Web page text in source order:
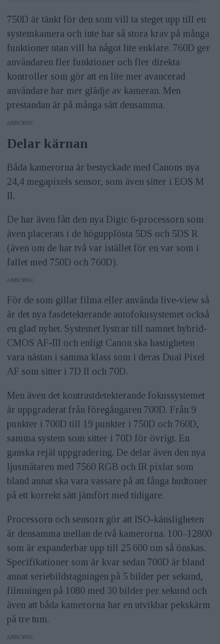
750D är tänkt för den som vill ta steget upp till en
systemkamera och inte har så stora krav på många
funktioner utan vill ha något lite enklare. 760D ger
användaren fler funktioner och fler direkta
kontroller som gör att en lite mer avancerad
användare har mer glädje av kameran. Men
prestandan är på många sätt densamma.
ANNONS
Delar kärnan
Båda kamerorna är bestyckade med Canons nya
24,4 megapixels sensor, som även sitter i EOS M
II.
De har även fått den nya Digic 6-processorn som
även placerats i de högupplösta 5DS och 5DS R
(även om de har två var istället för en var som i
fallet med 750D och 760D).
ANNONS
För de som gillar filma eller använda live-view så
är det nya fasdetekterande autofokusystemet också
en glad nyhet. Systemet lystrar till namnet hybrid-
CMOS AF-III och enligt Canon ska hastigheten
vara nästan i samma klass som i deras Dual Pixel
AF som sitter i 7D II och 70D.
Men även det kontrastdetekterande fokussystemet
är uppgraderat från föregångaren 700D. Från 9
punkter i 700D till 19 punkter i 750D och 760D,
samma system som sitter i 70D för övrigt. En
ganska rejäl uppgradering. De delar även den nya
ljusmätaren med 7560 RGB och IR pixlar som
bland annat ska vara vassare på att fånga hudtoner
på ett korrekt sätt jämfört med tidigare.
Processorn och sensorn gör att ISO-känsligheten
är densamma mellan de två kamerorna. 100–12800
som är expanderbar upp till 25 600 om så önskas.
Specifikationer som är kvar sedan 700D är bland
annat seriebildstagningen på 5 bilder per sekund,
filmningen på 1080 med 30 bilder per sekund och
även att båda kamerorna har en utvikbar pekskärm
på tre tum.
ANNONS